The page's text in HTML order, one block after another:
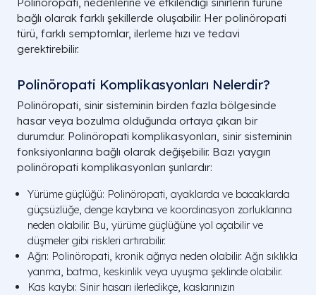
bağlı olarak farklı şekillerde oluşabilir. Her polinöropati
türü, farklı semptomlar, ilerleme hızı ve tedavi
gerektirebilir.
Polinöropati Komplikasyonları Nelerdir?
Polinöropati, sinir sisteminin birden fazla bölgesinde
hasar veya bozulma olduğunda ortaya çıkan bir
durumdur. Polinöropati komplikasyonları, sinir sisteminin
fonksiyonlarına bağlı olarak değişebilir. Bazı yaygın
polinöropati komplikasyonları şunlardır:
Yürüme güçlüğü: Polinöropati, ayaklarda ve bacaklarda
güçsüzlüğe, denge kaybına ve koordinasyon zorluklarına
neden olabilir. Bu, yürüme güçlüğüne yol açabilir ve
düşmeler gibi riskleri artırabilir.
Ağrı: Polinöropati, kronik ağrıya neden olabilir. Ağrı sıklıkla
yanma, batma, keskinlik veya uyuşma şeklinde olabilir.
Kas kaybı: Sinir hasarı ilerledikçe, kaslarınızın